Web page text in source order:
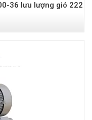
36 lưu lượng gió 222